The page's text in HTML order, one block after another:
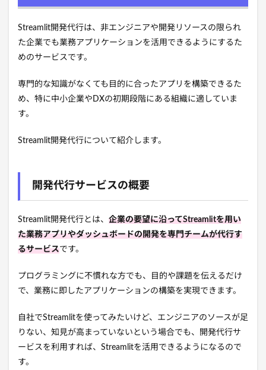
Streamlit開発代行は、非エンジニアや開発リソースの限られ
た企業でも業務アプリケーションを活用できるようにするた
めのサービスです。
専門的な知識がなくても目的に合ったアプリを構築できるた
め、特に中小企業やDXの初期段階にある組織に適していま
す。
Streamlit開発代行について紹介します。
開発代行サービスの概要
Streamlit開発代行とは、 企業の要望に沿ってStreamlitを用い
た業務アプリやダッシュボードの開発を専門チームが代行す
るサービスです。
プログラミングに不慣れな方でも、目的や課題を伝えるだけ
で、業務に即したアプリケーションの構築を実現できます。
自社でStreamlitを使ってみたいけど、エンジニアのソースが足
りない、知見が高まっていないという場合でも、開発代行サ
ービスを利用すれば、Streamlitを活用できるようになるので
す。